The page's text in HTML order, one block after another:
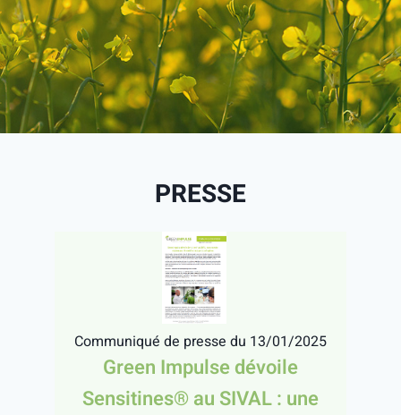
PRESSE
Communiqué de presse du 13/01/2025
Green Impulse dévoile
Sensitines® au SIVAL : une